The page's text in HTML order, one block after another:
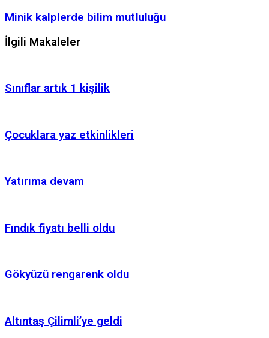
Minik kalplerde bilim mutluluğu
İlgili Makaleler
Sınıflar artık 1 kişilik
Çocuklara yaz etkinlikleri
Yatırıma devam
Fındık fiyatı belli oldu
Gökyüzü rengarenk oldu
Altıntaş Çilimli’ye geldi